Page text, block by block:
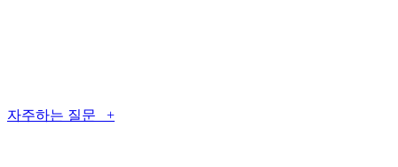
자주하는 질문 +